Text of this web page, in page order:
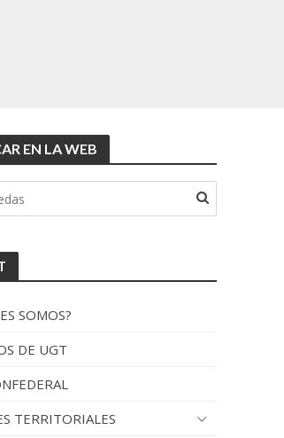
EN LA WEB
SOMOS?
DE UGT
TERRITORIALES